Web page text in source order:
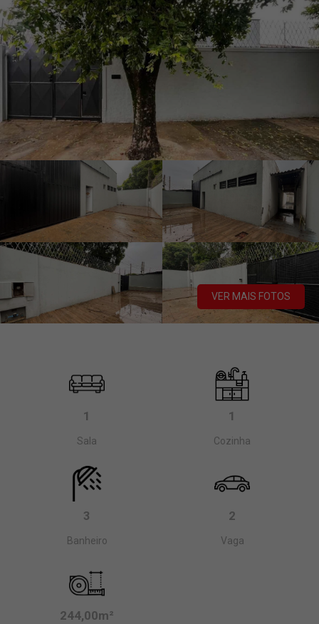
VER MAIS FOTOS
1
Sala
1
Cozinha
3
Banheiro
2
Vaga
244,00m²